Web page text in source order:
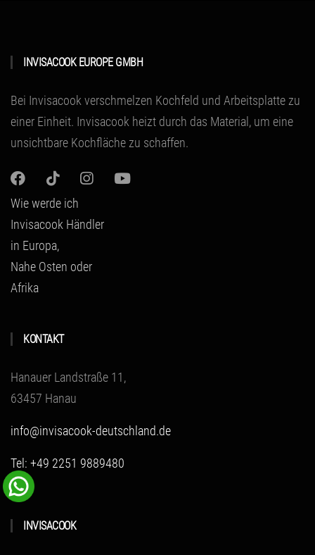
INVISACOOK EUROPE GMBH
Bei Invisacook verschmelzen Kochfeld und Arbeitsplatte zu
einer Einheit. Invisacook heizt durch das Material , um eine
unsichtbare Kochfläche zu schaffen.
Wie werde ich
Invisacook Händler
in Europa,
Nahe Osten oder
Afrika
KONTAKT
Hanauer Landstraße 11,
63457 Hanau
info@invisacook-deutschland.de
Tel: +49 2251 9889480
INVISACOOK